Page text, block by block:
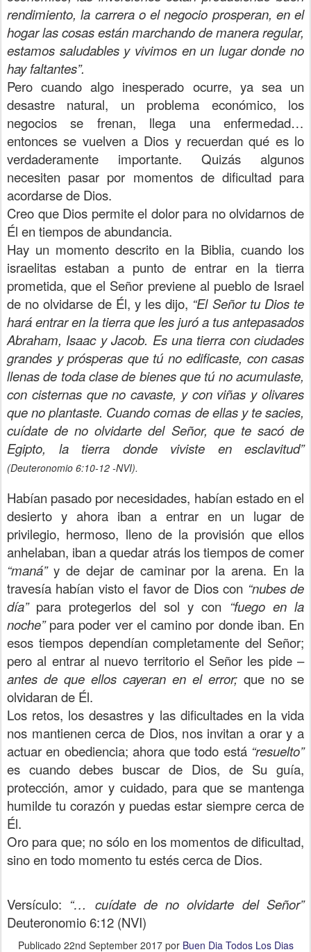
rendimiento, la carrera o el negocio prosperan, en el
hogar las cosas están marchando de manera regular,
estamos saludables y vivimos en un lugar donde no
hay faltantes”.
Pero cuando algo inesperado ocurre, ya sea un
desastre natural, un problema económico, los
negocios se frenan, llega una enfermedad…
entonces se vuelven a Dios y recuerdan qué es lo
verdaderamente importante. Quizás algunos
necesiten pasar por momentos de dificultad para
acordarse de Dios.
Creo que Dios permite el dolor para no olvidarnos de
Él en tiempos de abundancia.
Hay un momento descrito en la Biblia, cuando los
israelitas estaban a punto de entrar en la tierra
prometida, que el Señor previene al pueblo de Israel
de no olvidarse de Él, y les dijo, “El Señor tu Dios te
hará entrar en la tierra que les juró a tus antepasados
Abraham, Isaac y Jacob. Es una tierra con ciudades
grandes y prósperas que tú no edificaste, con casas
llenas de toda clase de bienes que tú no acumulaste,
con cisternas que no cavaste, y con viñas y olivares
que no plantaste. Cuando comas de ellas y te sacies,
cuídate de no olvidarte del Señor, que te sacó de
Egipto, la tierra donde viviste en esclavitud”
(Deuteronomio 6:10-12 -NVI).
Habían pasado por necesidades, habían estado en el
desierto y ahora iban a entrar en un lugar de
privilegio, hermoso, lleno de la provisión que ellos
anhelaban, iban a quedar atrás los tiempos de comer
“maná”y de dejar de caminar por la arena. En la
travesía habían visto el favor de Dios con “nubes de
día”para protegerlos del sol y con “fuego en la
noche”para poder ver el camino por donde iban. En
esos tiempos dependían completamente del Señor;
pero al entrar al nuevo territorio el Señor les pide –
antes de que ellos cayeran en el error; que no se
olvidaran de Él.
Los retos, los desastres y las dificultades en la vida
nos mantienen cerca de Dios, nos invitan a orar y a
actuar en obediencia; ahora que todo está “resuelto”
es cuando debes buscar de Dios, de Su guía,
protección, amor y cuidado, para que se mantenga
humilde tu corazón y puedas estar siempre cerca de
Él.
Oro para que; no sólo en los momentos de dificultad,
sino en todo momento tu estés cerca de Dios.
Versículo: “… cuídate de no olvidarte del Señor”
Deuteronomio 6:12 (NVI)
Publicado 22nd September 2017por Buen Dia Todos Los Dias